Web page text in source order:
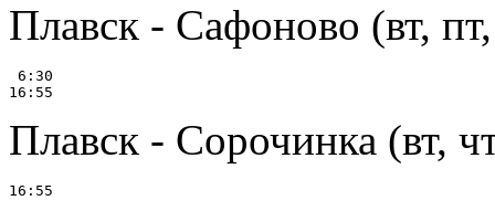
Плавск - Сафоново (вт,
6:30
Плавск - Сорочинка (вт,